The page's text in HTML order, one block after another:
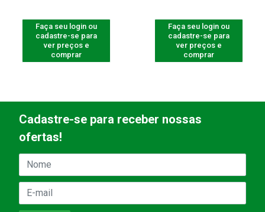
Faça seu login ou
cadastre-se para
ver preços e
comprar
Faça seu login ou
cadastre-se para
ver preços e
comprar
Cadastre-se para receber nossas
ofertas!